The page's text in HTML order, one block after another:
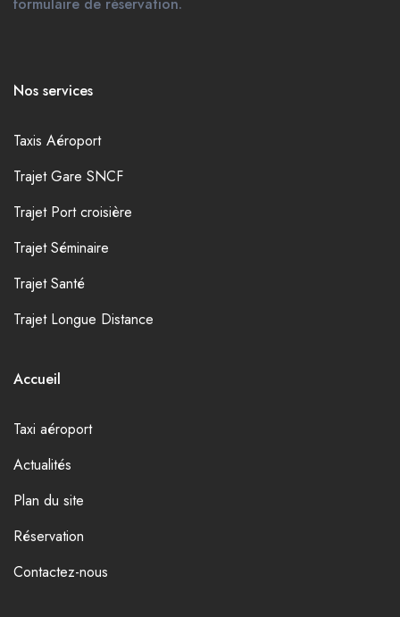
formulaire de réservation.
Nos services
Taxis Aéroport
Trajet Gare SNCF
Trajet Port croisière
Trajet Séminaire
Trajet Santé
Trajet Longue Distance
Accueil
Taxi aéroport
Actualités
Plan du site
Réservation
Contactez-nous